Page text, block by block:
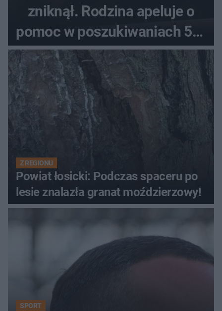
zniknął. Rodzina apeluje o
pomoc w poszukiwaniach 59-
latka
Z REGIONU
Powiat łosicki: Podczas spaceru po
lesie znalazła granat moździerzowy!
SPORT